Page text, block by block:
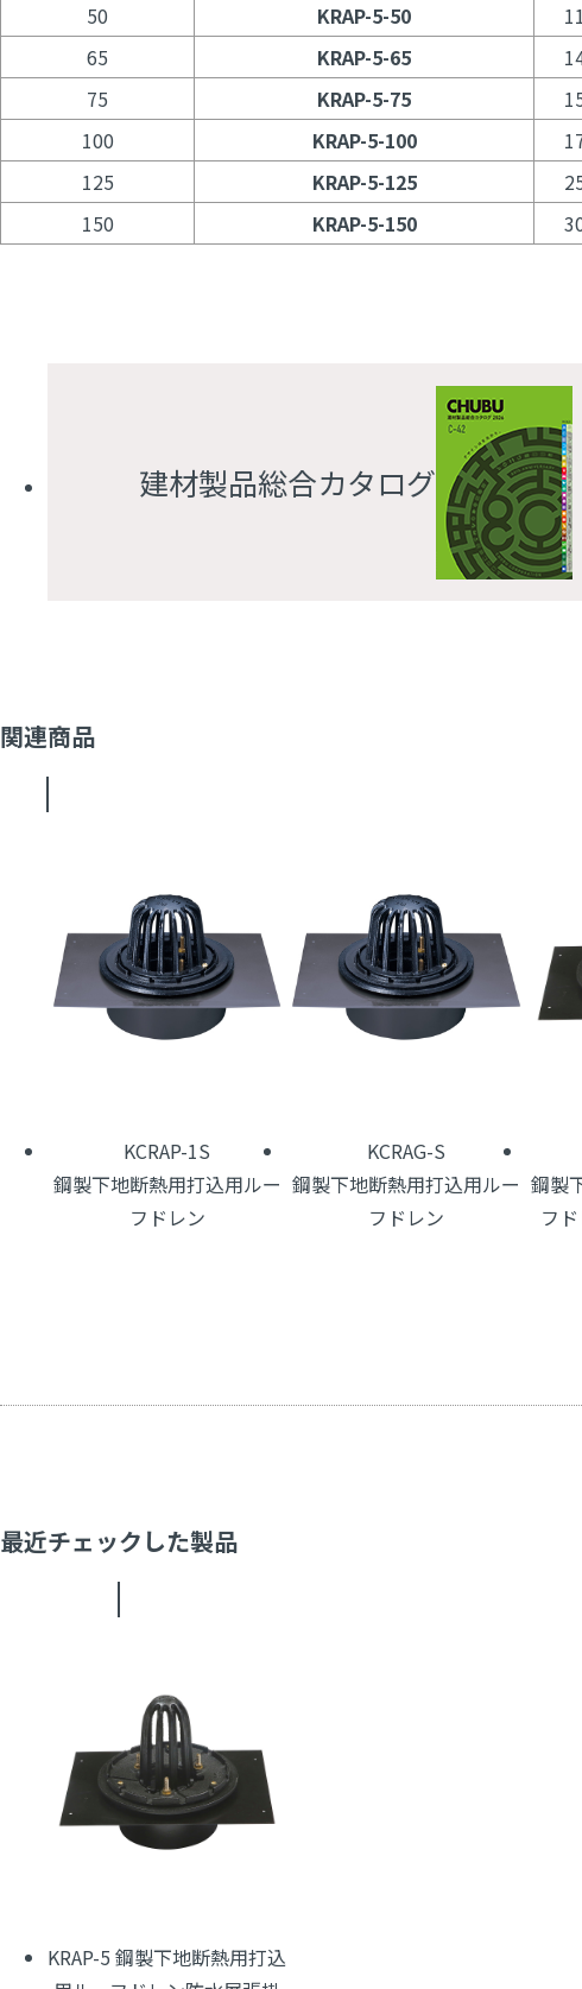
50
KRAP-5-50
65
KRAP-5-65
75
KRAP-5-75
100
KRAP-5-100
125
KRAP-5-125
150
KRAP-5-150
建材製品総合カタログ
関連商品
KCRAP-1S
鋼製下地断熱用打込用ルー
フドレン
KCRAG-S
鋼製下地断熱用打込用ルー
フドレン
鋼製
フ
最近チェックした製品
KRAP-5 鋼製下地断熱用打込